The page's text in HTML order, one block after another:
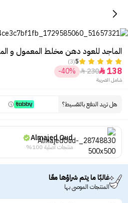
الماجد للعود دهن مخلط المعمول و
5
(3)
138

230

-40%
شامل الضريبة
هل تريد الدفع بالتقسيط؟
Almajed Oud
منتجات أصلية 100%
غالبًا ما يتم شراؤها معًا
المنتجات الموصى بها